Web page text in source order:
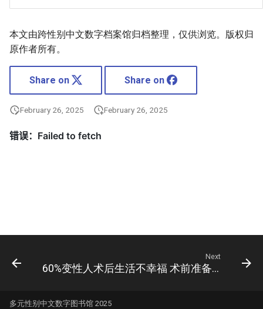
本文由跨性别中文数字档案馆归档整理，仅供浏览。版权归
原作者所有。
Share on Share on
February 26, 2025 February 26, 2025
Next
60%变性人术后生活不幸福 术前准备成重要原因
多元性别中文数字图书馆 2025